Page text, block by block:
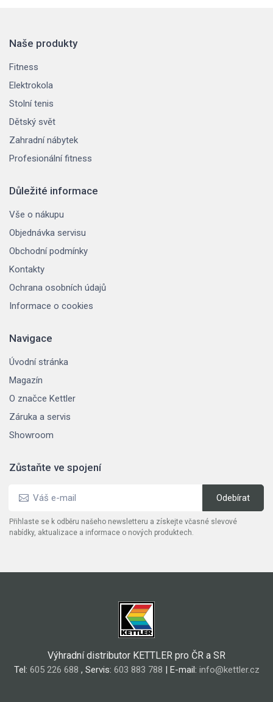
Naše produkty
Fitness
Elektrokola
Stolní tenis
Dětský svět
Zahradní nábytek
Profesionální fitness
Důležité informace
Vše o nákupu
Objednávka servisu
Obchodní podmínky
Kontakty
Ochrana osobních údajů
Informace o cookies
Navigace
Úvodní stránka
Magazín
O značce Kettler
Záruka a servis
Showroom
Zůstaňte ve spojení
Přihlaste se k odběru našeho newsletteru a získejte včasné slevové
nabídky, aktualizace a informace o nových produktech.
Výhradní distributor KETTLER pro ČR a SR
Tel: 605 226 688 , Servis: 603 883 788 | E-mail: info@kettler.cz